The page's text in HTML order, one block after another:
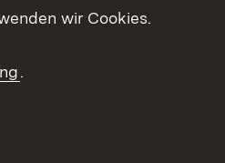
stärkenwir Cookies.
.